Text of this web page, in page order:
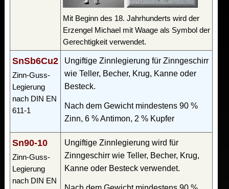
Mit Beginn des 18. Jahrhunderts wird der
Erzengel Michael mit Waage als Symbol der
Gerechtigkeit verwendet.
SnSb6Cu2
Zinn-Guss-
Legierung
nach DIN EN
611-1
Ungiftige Zinnlegierung für Zinngeschirr
wie Teller, Becher, Krug, Kanne oder
Besteck.
Nach dem Gewicht mindestens 90 %
Zinn, 6 % Antimon, 2 % Kupfer
Sn90-10
Zinn-Guss-
Legierung
nach DIN EN
Ungiftige Zinnlegierung wird für
Zinngeschirr wie Teller, Becher, Krug,
Kanne oder Besteck verwendet.